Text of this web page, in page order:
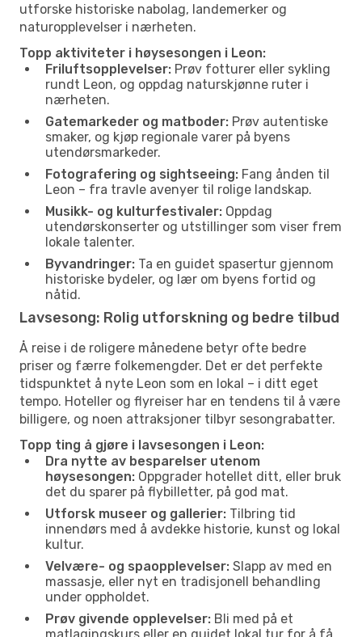
utforske historiske nabolag, landemerker og
naturopplevelser i nærheten.
Topp aktiviteter i høysesongen i Leon:
Friluftsopplevelser: Prøv fotturer eller sykling
rundt Leon, og oppdag naturskjønne ruter i
nærheten.
Gatemarkeder og matboder: Prøv autentiske
smaker, og kjøp regionale varer på byens
utendørsmarkeder.
Fotografering og sightseeing: Fang ånden til
Leon – fra travle avenyer til rolige landskap.
Musikk- og kulturfestivaler: Oppdag
utendørskonserter og utstillinger som viser frem
lokale talenter.
Byvandringer: Ta en guidet spasertur gjennom
historiske bydeler, og lær om byens fortid og
nåtid.
Lavsesong: Rolig utforskning og bedre tilbud
Å reise i de roligere månedene betyr ofte bedre
priser og færre folkemengder. Det er det perfekte
tidspunktet å nyte Leon som en lokal – i ditt eget
tempo. Hoteller og flyreiser har en tendens til å være
billigere, og noen attraksjoner tilbyr sesongrabatter.
Topp ting å gjøre i lavsesongen i Leon:
Dra nytte av besparelser utenom
høysesongen: Oppgrader hotellet ditt, eller bruk
det du sparer på flybilletter, på god mat.
Utforsk museer og gallerier: Tilbring tid
innendørs med å avdekke historie, kunst og lokal
kultur.
Velvære- og spaopplevelser: Slapp av med en
massasje, eller nyt en tradisjonell behandling
under oppholdet.
Prøv givende opplevelser: Bli med på et